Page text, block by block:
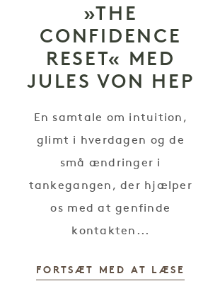
»THE
CONFIDENCE
RESET« MED
JULES VON HEP
En samtale om intuition,
glimt i hverdagen og de
små ændringer i
tankegangen, der hjælper
os med at genfinde
kontakten...
FORTSÆT MED AT LÆSE